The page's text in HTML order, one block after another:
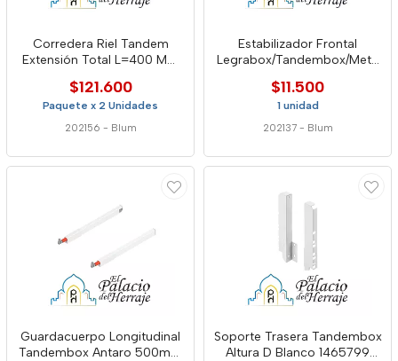
Corredera Riel Tandem
Extensión Total L=400 Mm
$121.600
Paquete x 2 Unidades
202156 - Blum
Estabilizador Frontal
Legrabox/Tandembox/Meta
$11.500
1 unidad
202137 - Blum
Guardacuerpo Longitudinal
Tandembox Antaro 500mm
Soporte Trasera Tandembox
Altura D Blanco 1465799